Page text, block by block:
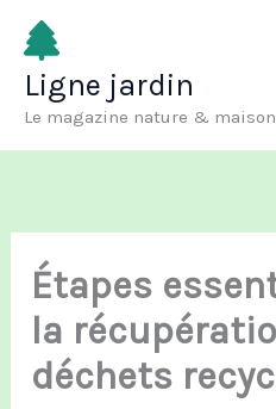
Aller
contenu
Ligne jardin
Le magazine nature & maison
Étapes
la
déchets